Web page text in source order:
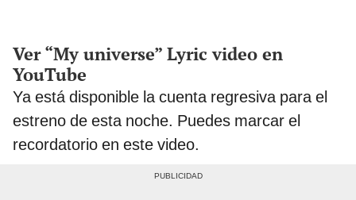
Ver “My universe” Lyric video en
YouTube
Ya está disponible la cuenta regresiva para el
estreno de esta noche. Puedes marcar el
recordatorio en este video.